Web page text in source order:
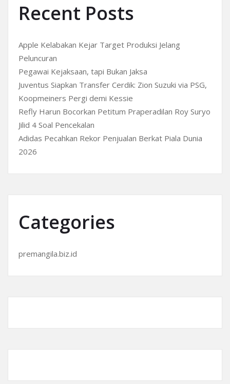
Recent Posts
Apple Kelabakan Kejar Target Produksi Jelang
Peluncuran
Pegawai Kejaksaan, tapi Bukan Jaksa
Juventus Siapkan Transfer Cerdik: Zion Suzuki via PSG,
Koopmeiners Pergi demi Kessie
Refly Harun Bocorkan Petitum Praperadilan Roy Suryo
Jilid 4 Soal Pencekalan
Adidas Pecahkan Rekor Penjualan Berkat Piala Dunia
2026
Categories
premangila.biz.id